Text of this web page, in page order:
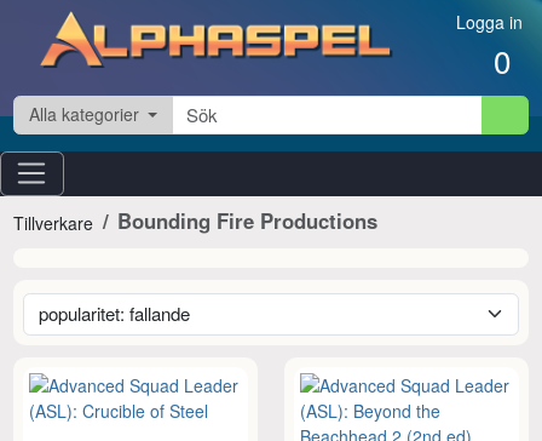
Hoppa till innehåll Logga in
0
Alla kategorier
Tillverkare Bounding Fire Productions